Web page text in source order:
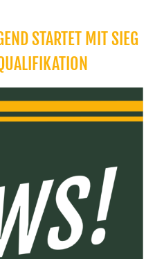
STARTET MIT SIEG